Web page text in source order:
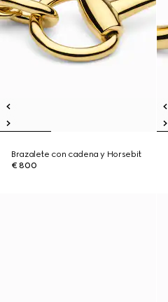
Brazalete con cadena y Horsebit
€ 800